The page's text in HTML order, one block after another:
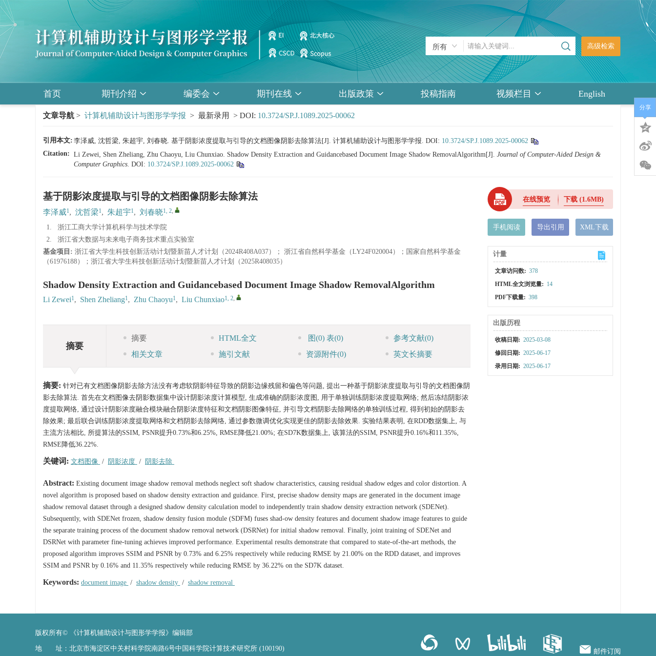
高级检索
首页 期刊介绍 编委会 期刊在线 出版政策 投稿指南 视频栏目 English
文章导航 > 计算机辅助设计与图形学学报 > 最新录用 > DOI: 10.3724/SP.J.1089.2025-00062
引用本文: 李泽威, 沈哲梁, 朱超宇, 刘春晓. 基于阴影浓度提取与引导的文档图像阴影去除算法[J]. 计算机辅助设计与图形学学报. DOI: 10.3724/SP.J.1089.2025-00062
Citation: Li Zewei, Shen Zheliang, Zhu Chaoyu, Liu Chunxiao. Shadow Density Extraction and Guidancebased Document Image Shadow RemovalAlgorithm[J]. Journal of Computer-Aided Design &
Computer Graphics. DOI: 10.3724/SP.J.1089.2025-00062
基于阴影浓度提取与引导的文档图像阴影去除算法
李泽威1, 沈哲梁1, 朱超宇1, 刘春晓1, 2,
1.
浙江工商大学计算机科学与技术学院
2.
浙江省大数据与未来电子商务技术重点实验室
基金项目: 浙江省大学生科技创新活动计划暨新苗人才计划（2024R408A037）； 浙江省自然科学基金（LY24F020004）；国家自然科学基金
（61976188）；浙江省大学生科技创新活动计划暨新苗人才计划（2025R408035）
Shadow Density Extraction and Guidancebased Document Image Shadow RemovalAlgorithm
Li Zewei1, Shen Zheliang1, Zhu Chaoyu1, Liu Chunxiao1, 2,
摘要
摘要 HTML全文 图(0) 表(0) 参考文献(0)
相关文章
施引文献 资源附件(0) 英文长摘要
摘要: 针对已有文档图像阴影去除方法没有考虑软阴影特征导致的阴影边缘残留和偏色等问题, 提出一种基于阴影浓度提取与引导的文档图像阴
影去除算法. 首先在文档图像去阴影数据集中设计阴影浓度计算模型, 生成准确的阴影浓度图, 用于单独训练阴影浓度提取网络; 然后冻结阴影浓
度提取网络, 通过设计阴影浓度融合模块融合阴影浓度特征和文档阴影图像特征, 并引导文档阴影去除网络的单独训练过程, 得到初始的阴影去
除效果; 最后联合训练阴影浓度提取网络和文档阴影去除网络, 通过参数微调优化实现更佳的阴影去除效果. 实验结果表明, 在RDD数据集上, 与
主流方法相比, 所提算法的SSIM, PSNR提升0.73%和6.25%, RMSE降低21.00%; 在SD7K数据集上, 该算法的SSIM, PSNR提升0.16%和11.35%,
RMSE降低36.22%.
关键词: 文档图像 / 阴影浓度 / 阴影去除
Abstract: Existing document image shadow removal methods neglect soft shadow characteristics, causing residual shadow edges and color distortion. A
novel algorithm is proposed based on shadow density extraction and guidance. First, precise shadow density maps are generated in the document image
shadow removal dataset through a designed shadow density calculation model to independently train shadow density extraction network (SDENet).
Subsequently, with SDENet frozen, shadow density fusion module (SDFM) fuses shad-ow density features and document shadow image features to guide
the separate training process of the document shadow removal network (DSRNet) for initial shadow removal. Finally, joint training of SDENet and
DSRNet with parameter fine-tuning achieves improved performance. Experimental results demonstrate that compared to state-of-the-art methods, the
proposed algorithm improves SSIM and PSNR by 0.73% and 6.25% respectively while reducing RMSE by 21.00% on the RDD dataset, and improves
SSIM and PSNR by 0.16% and 11.35% respectively while reducing RMSE by 36.22% on the SD7K dataset.
Keywords: document image / shadow density / shadow removal
在线预览 下载(1.6MB)
手机阅读 导出引用 XML下载
计量
文章访问数: 378
HTML全文浏览量: 14
PDF下载量: 398
出版历程
收稿日期: 2025-03-08
修回日期: 2025-06-17
录用日期: 2025-06-17
分享
版权所有© 《计算机辅助设计与图形学学报》编辑部
地 址：北京市海淀区中关村科学院南路6号中国科学院计算技术研究所 (100190) 邮件订阅